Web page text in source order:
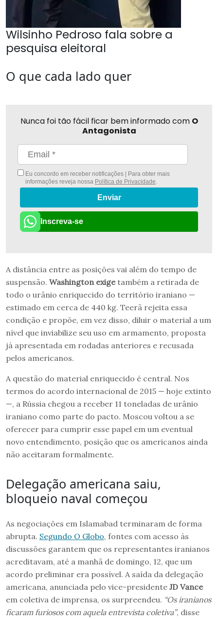
Wilsinho Pedroso fala sobre a
pesquisa eleitoral
O que cada lado quer
Nunca foi tão fácil ficar bem informado com O
Antagonista
Eu concordo em receber notificações | Para obter mais
informações reveja nossa Política de Privacidade.
Enviar
Inscreva-se
A distância entre as posições vai além do tempo de
suspensão. Washington exigetambém a retirada de
todo o urânio enriquecido do território iraniano —
estimado em cerca de 440 kg. Teerã rejeita essa
condição e propõe, em vez disso, diluir o material a um
nível que inviabilize seu uso em armamento, proposta
já apresentada em rodadas anteriores e recusada
pelos americanos.
A questão do material enriquecido é central. Nos
termos do acordo internacional de 2015 — hoje extinto
—, a Rússia chegou a receber 11 toneladas de urânio
iraniano como parte do pacto. Moscou voltou a se
oferecer para cumprir esse papel em um eventual
novo entendimento, posição que os americanos ainda
não aceitaram formalmente.
Delegação americana saiu,
bloqueio naval começou
As negociações em Islamabad terminaram de forma
abrupta. Segundo O Globo, fontes com acesso às
discussões garantem que os representantes iranianos
acreditavam, até a manhã de domingo, 12, que um
acordo preliminar era possível. A saída da delegação
americana, anunciada pelo vice-presidente JD Vance
em coletiva de imprensa, os surpreendeu. “Os iranianos
ficaram furiosos com aquela entrevista coletiva”, disse